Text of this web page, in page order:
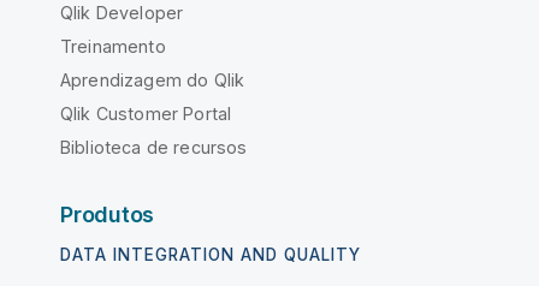
Qlik Developer
Treinamento
Aprendizagem do Qlik
Qlik Customer Portal
Biblioteca de recursos
Produtos
DATA INTEGRATION AND QUALITY